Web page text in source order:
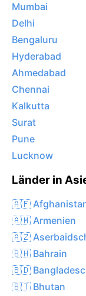
Mumbai
Delhi
Bengaluru
Hyderabad
Ahmedabad
Chennai
Kalkutta
Surat
Pune
Lucknow
Länder in
🇦🇫
🇦🇲 Armenien
🇦🇿
🇧🇭 Bahrain
🇧🇩
🇧🇹 Bhutan